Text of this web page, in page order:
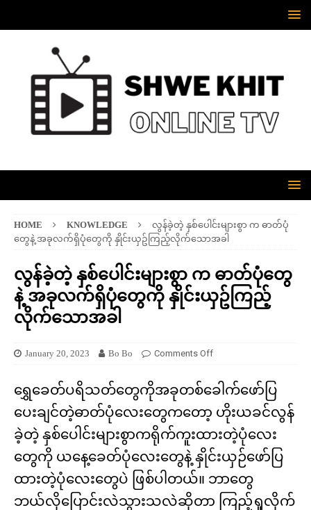
HOME KNOWLEDGE
လွန်ခဲ့တဲ့ နှစ်ပေါင်းများစွာ က ဓာတ်ပုံ
တွေနဲ့ အခုလက်ရှိပုံတွေကို နှိုင်းယှဥ်ကြည့်လိုက်သောအခါ
လွန်ခဲ့တဲ့ နှစ်ပေါင်းများစွာ က ဓာတ်ပုံတွေ
နဲ့ အခုလက်ရှိပုံတွေကို နှိုင်းယှဥ်ကြည့်
လိုက်သောအခါ
January 20, 2023 Bo Bo Comments Off
ရွှေခေတ်ပရိသတ်တွေကိုအခုတစ်ခေါက်ဖော်ပြ
ပေးချင်တဲ့ဓာတ်ပုံလေးတွေကတော့ ဟိုးယခင်လွန်
ခဲ့တဲ့ နှစ်ပေါင်းများစွာကရိုက်ကူးထားတဲ့ပုံလေး
တွေကို ယနေ့ခေတ်ပုံလေးတွေနဲ့ နှိုင်းယှဉ်ဖော်ပြ
ထားတဲ့ပုံလေးတွေပဲ ဖြစ်ပါတယ်။ ဘာတွေ
ဘယ်လိုပြောင်းလဲသွားသလဲဆိုတာ ကြည့်ရှုလိုက်